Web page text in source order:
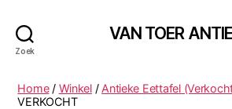
Zoek
VAN TOER
Home/ Winkel/ Antieke Eettafel
VERKOCHT